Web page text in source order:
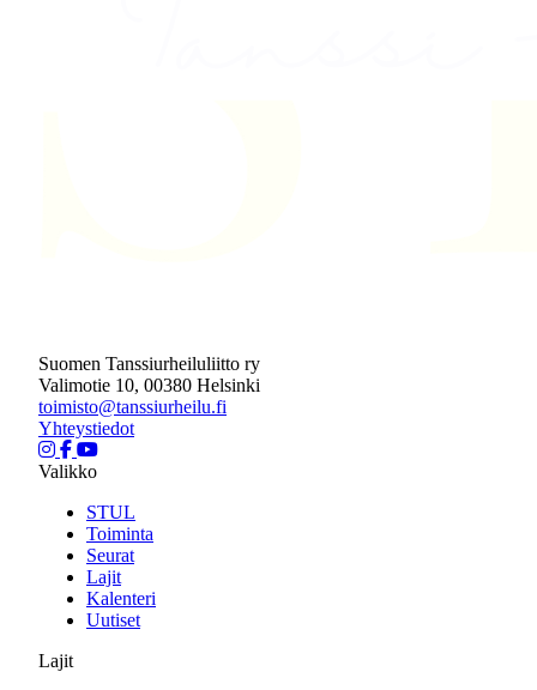
Suomen Tanssiurheiluliitto ry
Valimotie 10, 00380 Helsinki
toimisto@tanssiurheilu.fi
Yhteystiedot
Valikko
STUL
Toiminta
Seurat
Lajit
Kalenteri
Uutiset
Lajit